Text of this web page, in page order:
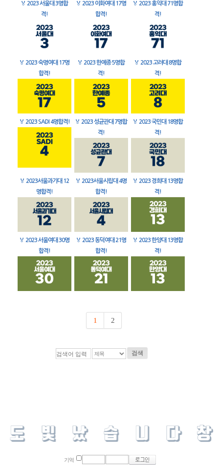
🏅 2023 서울대 3명합
격!
🏅 2023 이화여대 17명
합격!
🏅 2023 홍익대 71명합
격!
🏅 2023 숙명여대 17명
합격!
🏅 2023 한예종 5명합
격!
🏅 2023 고려대 8명합
격!
🏅 2023 SADI 4명합격! 🏅 2023 성균관대 7명합
격!
🏅 2023 국민대 18명합
격!
🏅 2023서울과기대 12
명합격!
🏅 2023서울시립대 4명
합격!
🏅 2023 경희대 13명합
격!
🏅 2023 서울여대 30명
합격!
🏅 2023 동덕여대 21명
합격!
🏅 2023 한양대 13명합
격!
1 2
검색
기억